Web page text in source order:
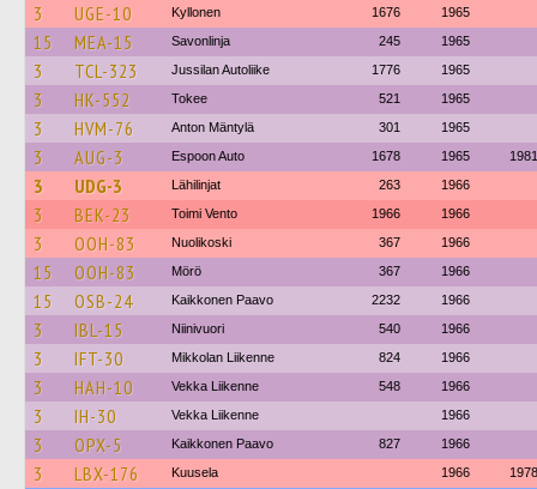
3 UGE-10 Kyllonen 1676 1965
15 MEA-15 Savonlinja 245 1965
3 TCL-323 Jussilan Autoliike 1776 1965
3 HK-552 Tokee 521 1965
3 HVM-76 Anton Mäntylä 301 1965
3 AUG-3 Espoon Auto 1678 1965 1981
3 UDG-3 Lähilinjat 263 1966
3 BEK-23 Toimi Vento 1966 1966
3 OOH-83 Nuolikoski 367 1966
15 OOH-83 Mörö 367 1966
15 OSB-24 Kaikkonen Paavo 2232 1966
3 IBL-15 Niinivuori 540 1966
3 IFT-30 Mikkolan Liikenne 824 1966
3 HAH-10 Vekka Liikenne 548 1966
3 IH-30 Vekka Liikenne 1966
3 OPX-5 Kaikkonen Paavo 827 1966
3 LBX-176 Kuusela 1966 1978